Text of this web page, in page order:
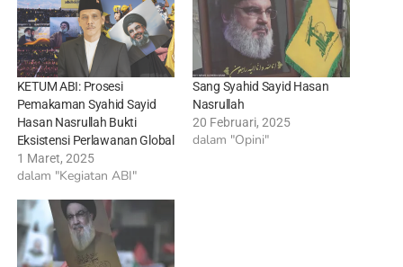
KETUM ABI: Prosesi
Pemakaman Syahid Sayid
Hasan Nasrullah Bukti
Eksistensi Perlawanan Global
1 Maret, 2025
dalam "Kegiatan ABI"
Sang Syahid Sayid Hasan
Nasrullah
20 Februari, 2025
dalam "Opini"